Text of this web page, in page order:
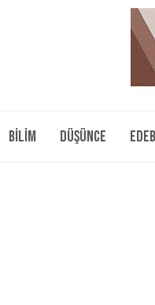
Bilim Düşünce